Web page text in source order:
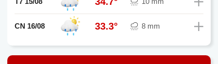
CN 16/08 33.3° 8 mm